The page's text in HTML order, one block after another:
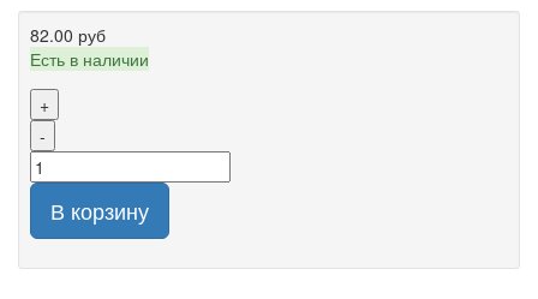
82.00 руб
Есть в наличии
+
-
В корзину